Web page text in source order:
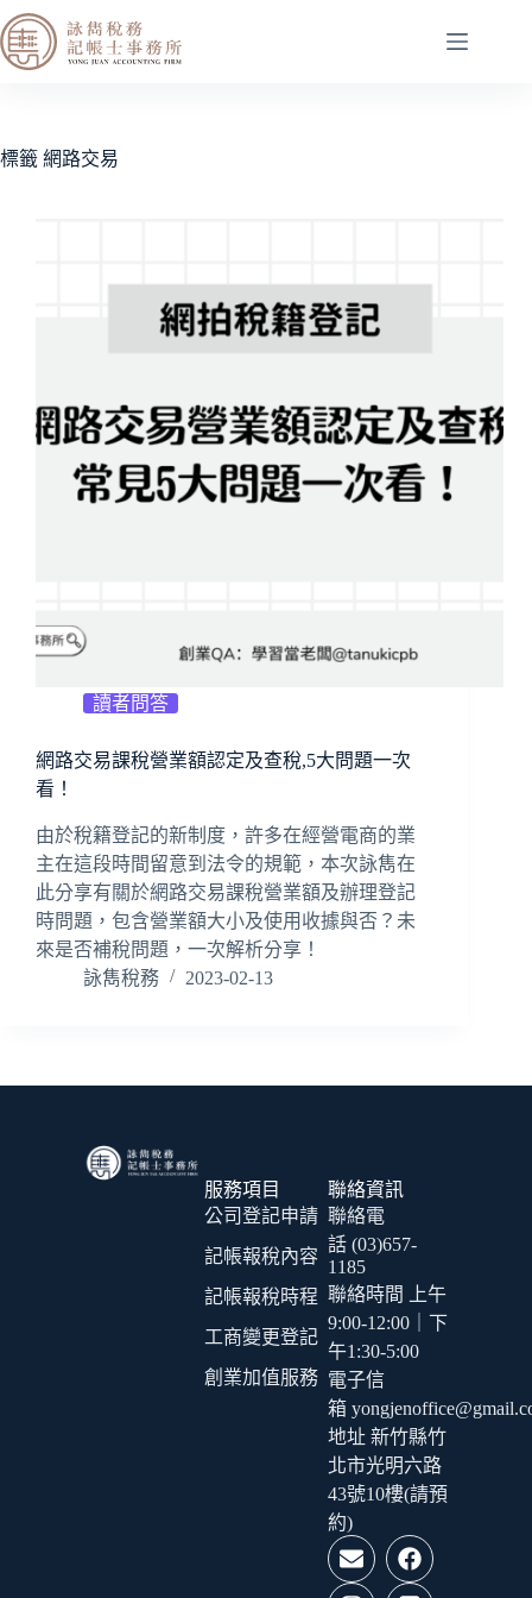
標籤 網路交易
讀者問答
網路交易課稅營業額認定及查稅,5大問題一次
看！
由於稅籍登記的新制度，許多在經營電商的業
主在這段時間留意到法令的規範，本次詠雋在
此分享有關於網路交易課稅營業額及辦理登記
時問題，包含營業額大小及使用收據與否？未
來是否補稅問題，一次解析分享！
詠雋稅務
2023-02-13
服務項目
公司登記申請
記帳報稅內容
記帳報稅時程
工商變更登記
創業加值服務
聯絡資訊
聯絡電
話 (03)657-
1185
聯絡時間 上午
9:00-12:00｜下
午1:30-5:00
電子信
箱
地址 新竹縣竹
北市光明六路
43號10樓(請預
約)